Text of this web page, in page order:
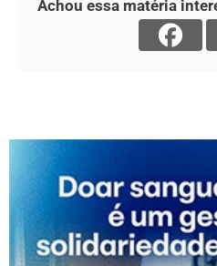
Achou essa matéria